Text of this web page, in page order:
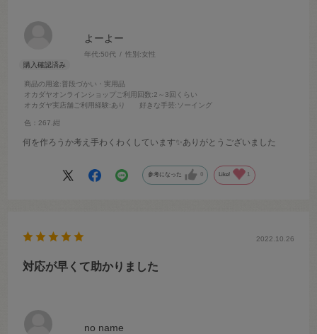
よーよー
年代:50代 性別:女性
商品の用途:普段づかい・実用品
オカダヤオンラインショップご利用回数:2～3回くらい
オカダヤ実店舗ご利用経験:あり 好きな手芸:ソーイング
色：267.紺
何を作ろうか考え手わくわくしています✨ありがとうございました
参考になった 0 Like! 1
no name
2022.10.26
対応が早くて助かりました